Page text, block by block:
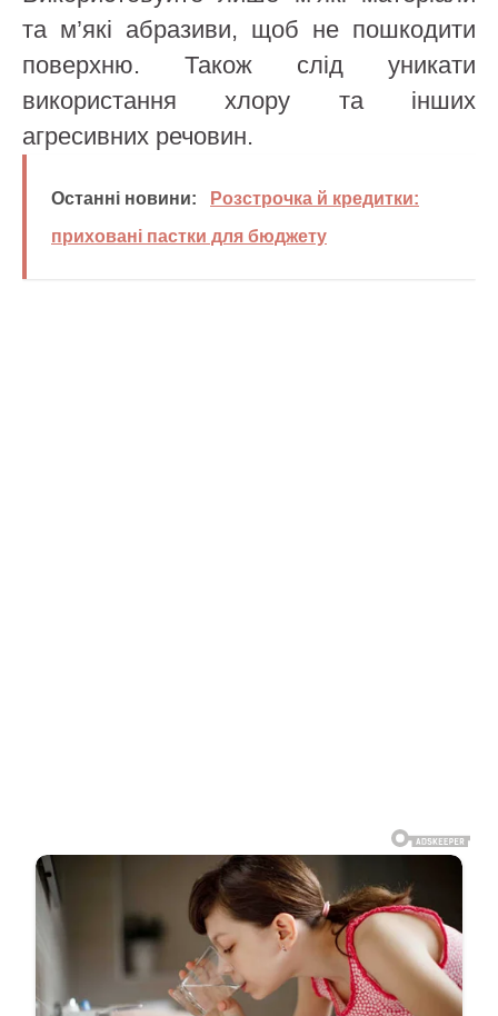
та м’які абразиви, щоб не пошкодити
поверхню. Також слід уникати
використання хлору та інших
агресивних речовин.
Останні новини:
Розстрочка й кредитки:
приховані пастки для бюджету